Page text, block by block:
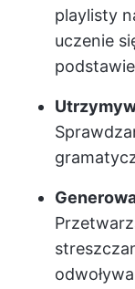
playlisty
uczenie